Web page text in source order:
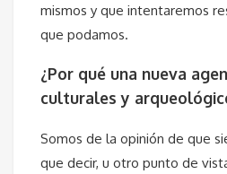
mismos y que intentaremos
que podamos.
¿Por qué una nueva
culturales y
Somos de la opinión de que
que decir, u otro punto de